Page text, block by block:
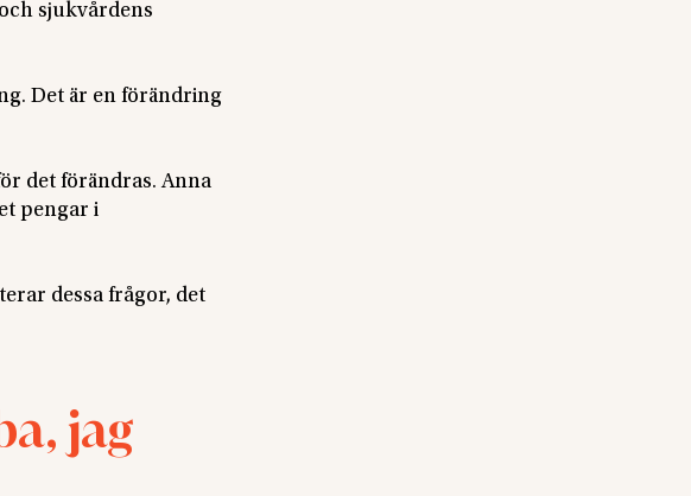
sjukvårdens
Det är en förändring
det förändras. Anna
pengar i
dessa frågor, det
jag